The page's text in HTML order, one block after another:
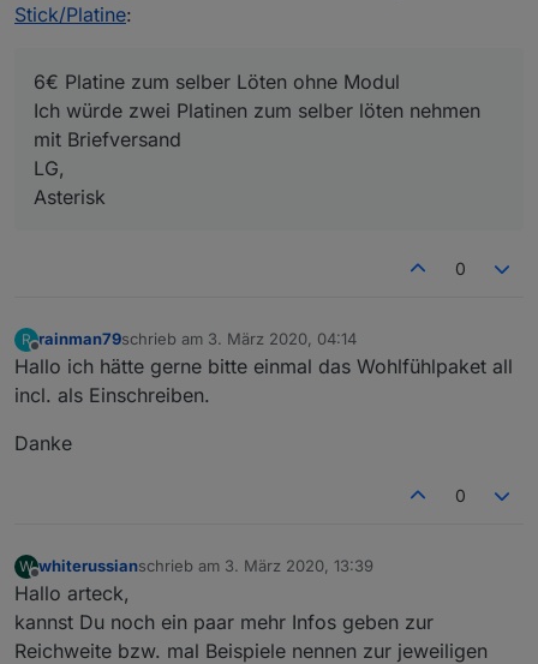
Stick/Platine:
6€ Platine zum selber Löten ohne Modul
Ich würde zwei Platinen zum selber löten nehmen
mit Briefversand
LG,
Asterisk
0
R
Offline
rainman79schrieb am 3. März 2020, 04:14
zuletzt editiert von
Hallo ich hätte gerne bitte einmal das Wohlfühlpaket all
incl. als Einschreiben.
Danke
0
W
Offline
whiterussianschrieb am 3. März 2020, 13:39
zuletzt editiert von
Hallo arteck,
kannst Du noch ein paar mehr Infos geben zur
Reichweite bzw. mal Beispiele nennen zur jeweiligen